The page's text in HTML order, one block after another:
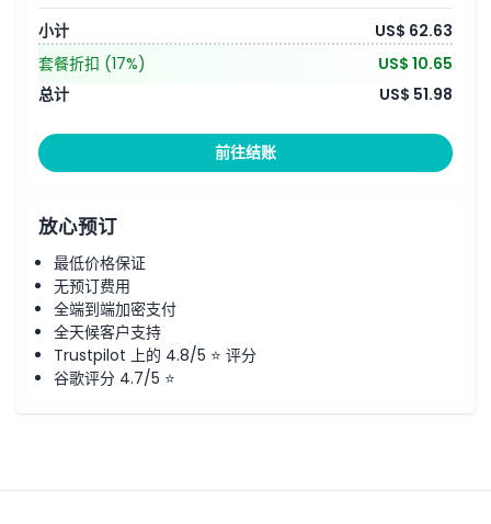
小计
US$ 62.63
套餐折扣 (17%)
US$ 10.65
总计
US$ 51.98
前往结账
放心预订
最低价格保证
无预订费用
全端到端加密支付
全天候客户支持
Trustpilot 上的 4.8/5 ⭐ 评分
谷歌评分 4.7/5 ⭐